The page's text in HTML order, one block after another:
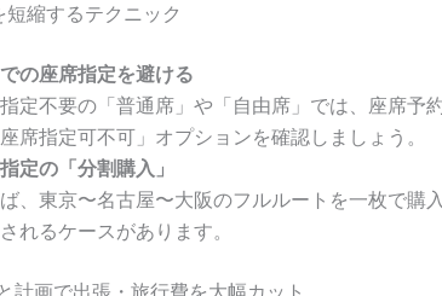
縮するテクニック
の座席指定を避ける
定不要の「普通席」や「自由席」では、座席
席指定可不可」オプションを確認しましょう。
定の「分割購入」
、東京〜名古屋〜大阪のフルルートを一枚で購
れるケースがあります。